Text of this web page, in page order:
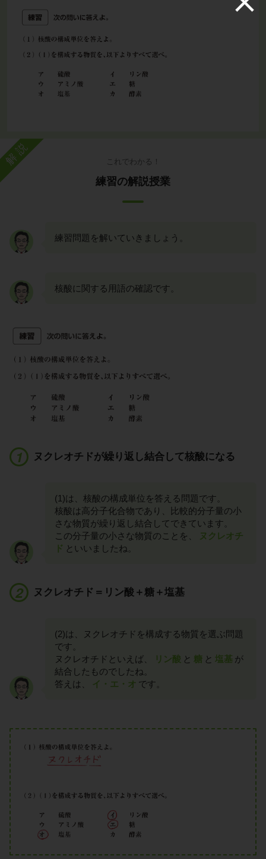
解説 これでわかる！
練習の解説授業
練習問題を解いていきましょう。
核酸に関する用語の確認です。
ヌクレオチドが繰り返し結合して核酸になる
(1)は、核酸の構成単位を答える問題です。
核酸は高分子化合物であり、比較的分子量の小
さな物質が繰り返し結合してできています。
この分子量の小さな物質のことを、
ヌクレオチ
ド といいましたね。
ヌクレオチド＝リン酸＋糖＋塩基
(2)は、ヌクレオチドを構成する物質を選ぶ問題
です。
ヌクレオチドといえば、
リン酸 と 糖 と 塩基 が
結合したものでしたね。
答えは、
イ・エ・オ です。